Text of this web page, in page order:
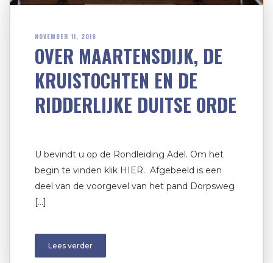
NOVEMBER 11, 2018
OVER MAARTENSDIJK, DE
KRUISTOCHTEN EN DE
RIDDERLIJKE DUITSE ORDE
U bevindt u op de Rondleiding Adel. Om het
begin te vinden klik HIER. Afgebeeld is een
deel van de voorgevel van het pand Dorpsweg
[…]
Lees verder